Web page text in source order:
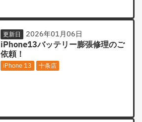
更新日 2026年01月06日
iPhone13バッテリー膨張修理のご
依頼！
iPhone 13 十条店